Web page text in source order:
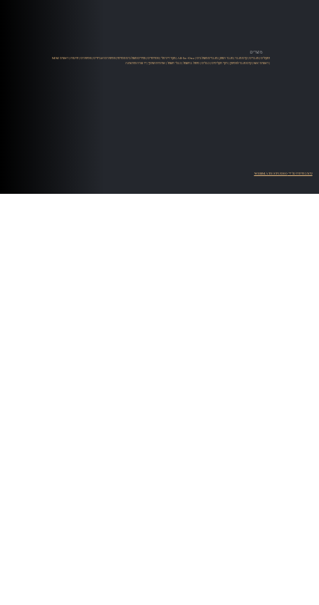
מוצרים
רמקולים|מגברים|קדם מגבר|מגבר הספק|מגברים משולבים|
All-In-One
|מקור דיגיטלי|סטרימרים|ממירים משולבים סטרימר|פטיפונים ואביזרים|פטיפונים|זרועות|ראשים MM
| ראשים MC |
קדם מגבר לפטיפון|ניקוי תקליטים|כבלים|טיפול בחשמל|כבלי חשמל|ארוניות ושיכוך|יד שניה ומתצוגה
עיצוב ופיתוח על ידי WEBMATE STUDIO